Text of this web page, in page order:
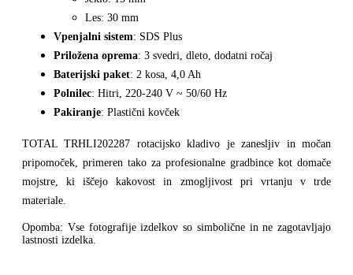
Les: 30 mm
Vpenjalni sistem: SDS Plus
Priložena oprema: 3 svedri, dleto, dodatni ročaj
Baterijski paket: 2 kosa, 4,0 Ah
Polnilec: Hitri, 220-240 V ~ 50/60 Hz
Pakiranje: Plastični kovček
TOTAL TRHLI202287 rotacijsko kladivo je zanesljiv in močan
pripomoček, primeren tako za profesionalne gradbince kot domače
mojstre, ki iščejo kakovost in zmogljivost pri vrtanju v trde
materiale.
Opomba: Vse fotografije izdelkov so simbolične in ne zagotavljajo
lastnosti izdelka.